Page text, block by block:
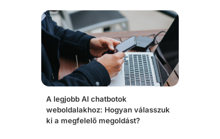
A legjobb AI chatbotok
weboldalakhoz: Hogyan válasszuk
ki a megfelelő megoldást?